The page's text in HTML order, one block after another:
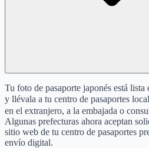
Tu foto de pasaporte japonés está
y llévala a tu centro de pasaportes
en el extranjero, a la embajada o
Algunas prefecturas ahora aceptan
sitio web de tu centro de pasaportes
envío digital.